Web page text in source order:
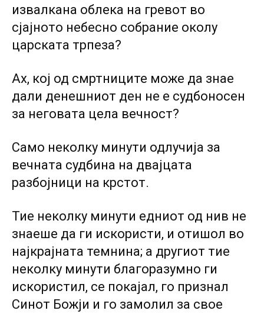
извалкана облека на гревот во
сјајното небесно собрание околу
царската трпеза?
Ах, кој од смртниците може да знае
дали денешниот ден не е судбоносен
за неговата цела вечност?
Само неколку минути одлучија за
вечната судбина на двајцата
разбојници на крстот.
Тие неколку минути едниот од нив не
знаеше да ги искористи, и отишол во
најкрајната темнина; а другиот тие
неколку минути благоразумно ги
искористил, се покајал, го признал
Синот Божји и го замолил за свое